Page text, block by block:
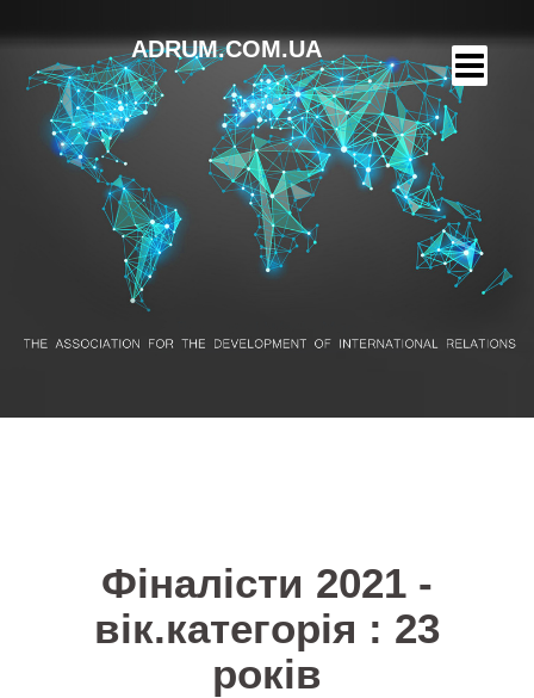
ADRUM.COM.UA
Фіналісти 2021 -
вік.категорія : 23
років